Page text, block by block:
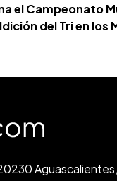
el Campeonato
del Tri en los